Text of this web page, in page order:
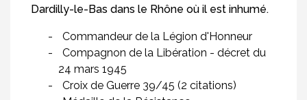
Dardilly-le-Bas dans le Rhône où il est inhumé.
Commandeur de la Légion d'Honneur
Compagnon de la Libération - décret du
24 mars 1945
Croix de Guerre 39/45 (2 citations)